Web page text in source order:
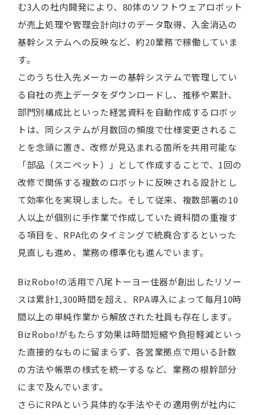
む3人の社内開発により、80体のソフトウェアロボット
が売上処理や管理会計向けのデータ取得、入金消込の
基幹システムへの反映など、約20業務で稼働していま
す。
このうち仕入先メーカーの基幹システムで管理してい
る自社の売上データをダウンロードし、推移や累計、
部門別構成比といった経営資料を自動作成するロボッ
トは、同システムが月数回の頻度で仕様変更されるこ
とを念頭に置き、改修が見込まれる箇所を共用可能な
「部品（スニペット）」として作成することで、1回の
改修で関係する複数のロボットに反映される設計とし
て効率化を実現しました。そして従来、複数部署の10
人以上が個別に手作業で作成していた資料間の重複す
る項目を、RPA化のタイミングで統廃合するといった
見直しも進め、業務の標準化も進んでいます。
BizRobo!の活用で八尾トーヨー住器が創出したリソー
スは累計1,300時間を超え、RPA導入によって毎月10時
間以上の単純作業から解放された社員も存在します。
BizRobo!がもたらす効果は時間短縮や負担軽減といっ
た直接的なものに留まらず、各営業拠点で用いる計数
の方法や帳票の様式を統一するなど、業務の根幹部分
にまで及んでいます。
さらにRPAという具体的な手法やその適用例が社内に